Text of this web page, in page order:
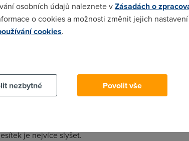
je vedl clovek z rodiny, kde k dobrym
Bravo. (to ze ODS je taky jedna velka spina mi
že si nemůžou dělat co chcou (teda krást,
(peníze za práci, ne za flákání se po
že v těch deseti milionech obyvatel čr je
je nejvíce slyšet.
osobních údajů naleznete vZásadách o
o cookies a možnosti změnit jejich nastavení
cookies.
nezbytné
Povolit vše